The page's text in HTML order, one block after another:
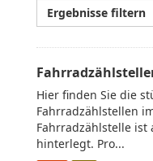
Ergebnisse filtern
Hier finden Sie die
Fahrradzählstellen
Fahrradzählstelle ist
hinterlegt. Pro...